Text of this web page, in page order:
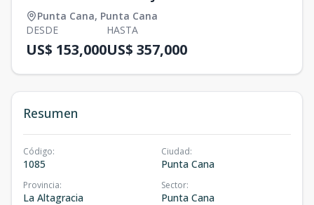
Punta Cana, Punta Cana
DESDE
US$ 153,000
HASTA
US$ 357,000
Resumen
Código:
1085
Ciudad:
Punta Cana
Provincia:
La Altagracia
Sector:
Punta Cana